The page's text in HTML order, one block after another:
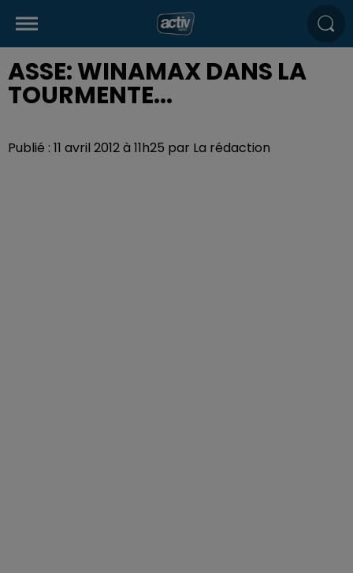
ASSE: WINAMAX DANS LA
TOURMENTE...
Publié : 11 avril 2012 à 11h25 par La rédaction